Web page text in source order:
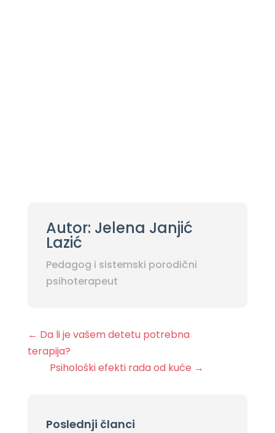
Autor: Jelena Janjić
Lazić
Pedagog i sistemski porodični
psihoterapeut
← Da li je vašem detetu potrebna
terapija?
Psihološki efekti rada od kuće →
Poslednji članci